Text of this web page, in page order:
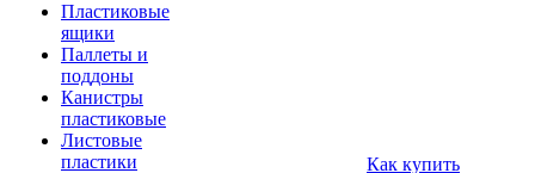
Пластиковые
ящики
Паллеты и
поддоны
Канистры
пластиковые
Листовые
пластики
Как купить